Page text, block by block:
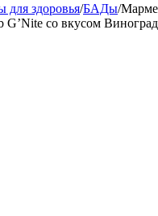
для здоровья/БАДы/
G’Nite со вкусом